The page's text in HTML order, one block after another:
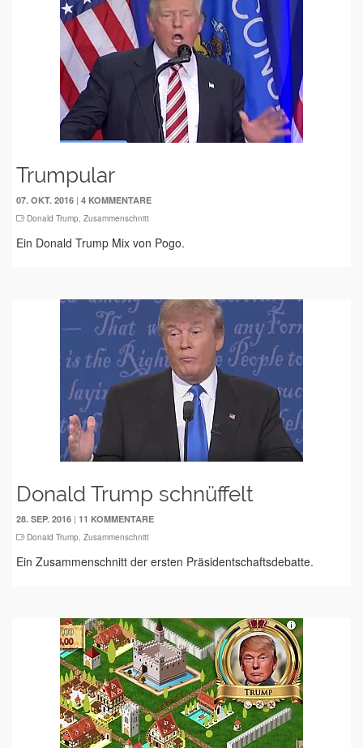
Trumpular
07. OKT. 2016 | 4 KOMMENTARE
Donald Trump, Zusammenschnitt
Ein Donald Trump Mix von Pogo.
Donald Trump schnüffelt
28. SEP. 2016 | 11 KOMMENTARE
Donald Trump, Zusammenschnitt
Ein Zusammenschnitt der ersten Präsidentschaftsdebatte.